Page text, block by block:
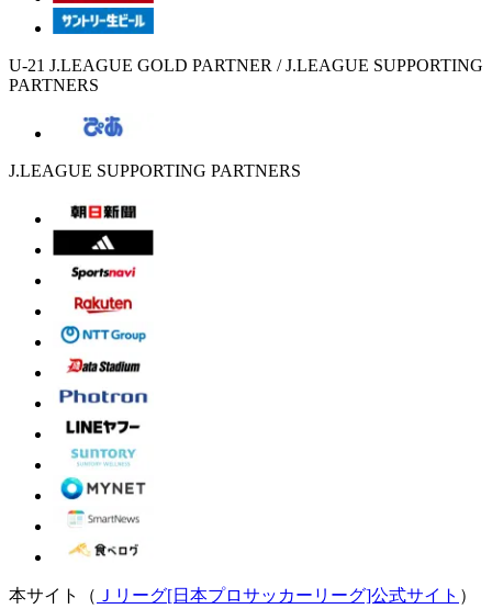
U-21 J.LEAGUE GOLD PARTNER / J.LEAGUE SUPPORTING
PARTNERS
J.LEAGUE SUPPORTING PARTNERS
本サイト（ Ｊリーグ[日本プロサッカーリーグ]公式サイト ）